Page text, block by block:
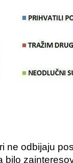
ne odbijaju
bilo